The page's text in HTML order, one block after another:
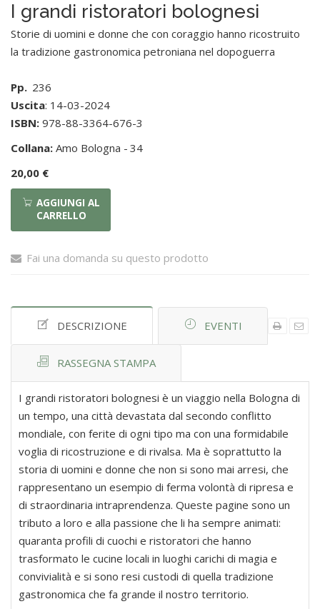
I grandi ristoratori bolognesi
Storie di uomini e donne che con coraggio hanno ricostruito
la tradizione gastronomica petroniana nel dopoguerra
Pp. 236
Uscita: 14-03-2024
ISBN: 978-88-3364-676-3
Collana: Amo Bologna - 34
20,00 €
AGGIUNGI AL
CARRELLO
Fai una domanda su questo prodotto
DESCRIZIONE EVENTI
RASSEGNA STAMPA
I grandi ristoratori bolognesi è un viaggio nella Bologna di
un tempo, una città devastata dal secondo conflitto
mondiale, con ferite di ogni tipo ma con una formidabile
voglia di ricostruzione e di rivalsa. Ma è soprattutto la
storia di uomini e donne che non si sono mai arresi, che
rappresentano un esempio di ferma volontà di ripresa e
di straordinaria intraprendenza. Queste pagine sono un
tributo a loro e alla passione che li ha sempre animati:
quaranta profili di cuochi e ristoratori che hanno
trasformato le cucine locali in luoghi carichi di magia e
convivialità e si sono resi custodi di quella tradizione
gastronomica che fa grande il nostro territorio.